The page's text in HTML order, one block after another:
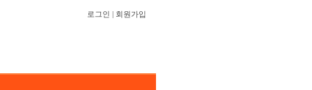
로그인 회원가입